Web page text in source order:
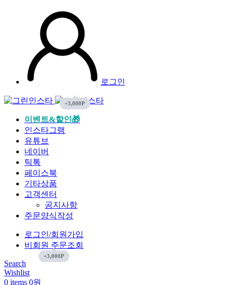
로그인
이벤트&할인🎁
인스타그램
유튜브
네이버
틱톡
페이스북
기타상품
고객센터
공지사항
주문양식작성
로그인/회원가입
비회원 주문조회
Search
Wishlist
0 items 0원